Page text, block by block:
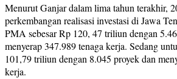
Menurut Ganjar dalam lima tahun terakhir,
perkembangan realisasi investasi di Jawa
PMA sebesar Rp 120, 47 triliun dengan
menyerap 347.989 tenaga kerja. Sedang
101,79 triliun dengan 8.045 proyek dan
kerja.